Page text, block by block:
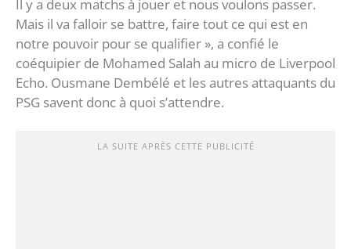
Il y a deux matchs à jouer et nous voulons passer.
Mais il va falloir se battre, faire tout ce qui est en
notre pouvoir pour se qualifier », a confié le
coéquipier de Mohamed Salah au micro de Liverpool
Echo. Ousmane Dembélé et les autres attaquants du
PSG savent donc à quoi s’attendre.
LA SUITE APRÈS CETTE PUBLICITÉ